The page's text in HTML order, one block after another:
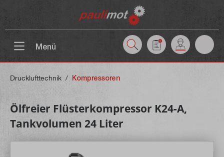
Menü
Drucklufttechnik / Kompressoren
Ölfreier Flüsterkompressor K24-A,
Tankvolumen 24 Liter